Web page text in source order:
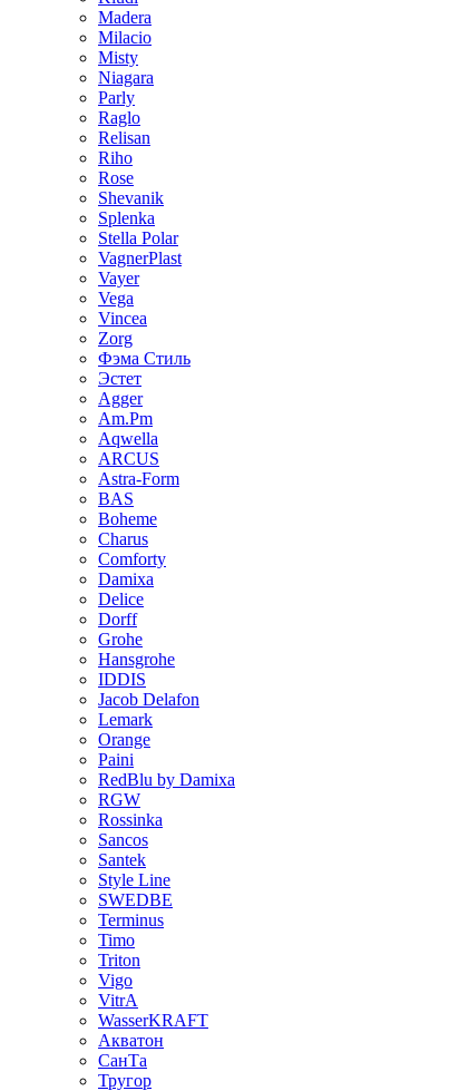
Madera
Milacio
Misty
Niagara
Parly
Raglo
Relisan
Riho
Rose
Shevanik
Splenka
Stella Polar
VagnerPlast
Vayer
Vega
Vincea
Zorg
Фэма Стиль
Эстет
Agger
Am.Pm
Aqwella
ARCUS
Astra-Form
BAS
Boheme
Charus
Comforty
Damixa
Delice
Dorff
Grohe
Hansgrohe
IDDIS
Jacob Delafon
Lemark
Orange
Paini
RedBlu by Damixa
RGW
Rossinka
Sancos
Santek
Style Line
SWEDBE
Terminus
Timo
Triton
Vigo
VitrA
WasserKRAFT
Акватон
СанТа
Тругор